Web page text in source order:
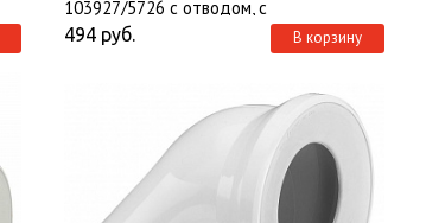
103927/5726 с отводом, с
универсальным выпуском
494 руб. В корзину